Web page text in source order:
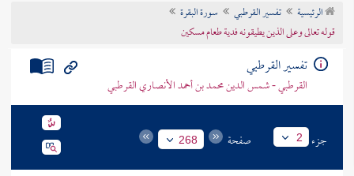
تراجم الأعلام
الرئيسية تفسير القرطبي
سورة البقرة
قوله تعالى وعلى الذين يطيقونه فدية طعام مسكين
تفسير القرطبي
القرطبي - شمس الدين محمد بن أحمد الأنصاري القرطبي
جزء 2 صفحة 268